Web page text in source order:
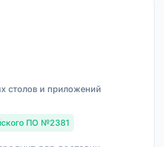
столов и приложений
ПО №2381